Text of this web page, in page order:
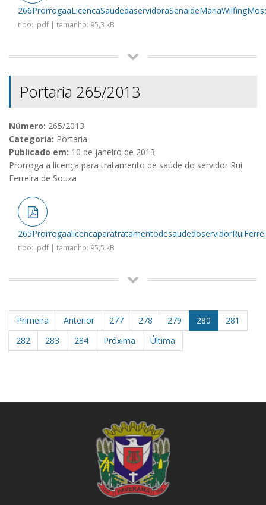
tipo: .pdf | tamanho: 95,3 kB
Portaria 265/2013
Número: 265/2013
Categoria: Portaria
Publicado em: 10 de janeiro de 2013
Prorroga a licença para tratamento de saúde do servidor Rui
Ferreira de Souza
tipo: .pdf | tamanho: 95,5 kB
Primeira Anterior 277 278 279 280
281
282
283 284 Próxima Última